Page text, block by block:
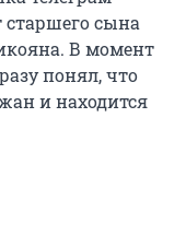
старшего сына
В момент
понял, что
и находится